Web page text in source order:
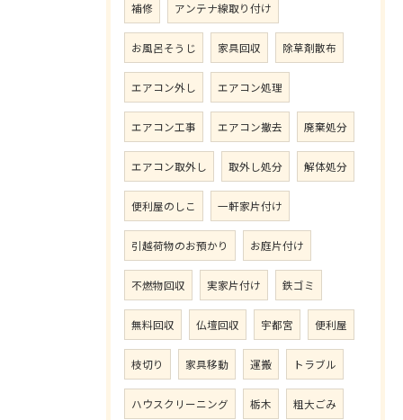
補修 アンテナ線取り付け
お風呂そうじ 家具回収 除草剤散布
エアコン外し エアコン処理
エアコン工事 エアコン撤去 廃棄処分
エアコン取外し 取外し処分 解体処分
便利屋のしこ 一軒家片付け
引越荷物のお預かり お庭片付け
不燃物回収 実家片付け 鉄ゴミ
無料回収 仏壇回収 宇都宮 便利屋
枝切り 家具移動 運搬 トラブル
ハウスクリーニング 栃木 粗大ごみ